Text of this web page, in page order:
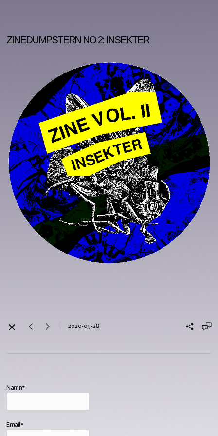
ZINEDUMPSTERN NO 2: INSEKTER
2020-05-28
Namn*
Email*